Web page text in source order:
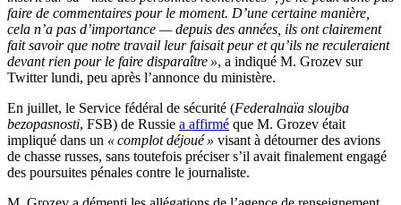
faire de commentaires pour le moment. D’une certaine manière,
cela n’a pas d’importance — depuis des années, ils ont clairement
fait savoir que notre travail leur faisait peur et qu’ils ne reculeraient
devant rien pour le faire disparaître », a indiqué M. Grozev sur
Twitter lundi, peu après l’annonce du ministère.
En juillet, le Service fédéral de sécurité (Federalnaïa sloujba
bezopasnosti, FSB) de Russie a affirmé que M. Grozev était
impliqué dans un « complot déjoué » visant à détourner des avions
de chasse russes, sans toutefois préciser s’il avait finalement engagé
des poursuites pénales contre le journaliste.